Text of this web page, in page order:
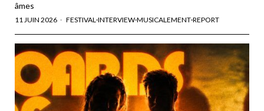
âmes
11 JUIN 2026 FESTIVAL·INTERVIEW·MUSICALEMENT·REPORT